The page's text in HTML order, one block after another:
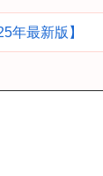
年最新版】